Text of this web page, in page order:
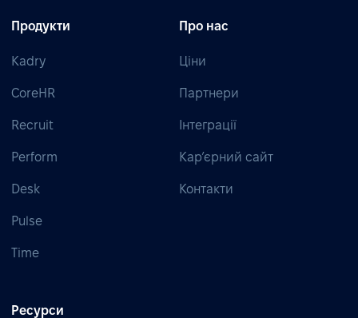
Продукти
Kadry
CoreHR
Recruit
Perform
Desk
Pulse
Time
Про нас
Ціни
Партнери
Інтеграції
Кар’єрний сайт
Контакти
Ресурси